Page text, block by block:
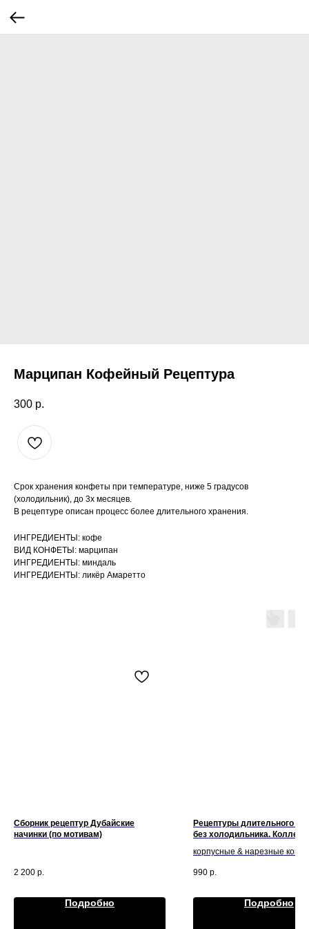
Марципан Кофейный Рецептура
300 р.
Срок хранения конфеты при температуре, ниже 5 градусов
(холодильник), до 3х месяцев.
В рецептуре описан процесс более длительного хранения.
ИНГРЕДИЕНТЫ: кофе
ВИД КОНФЕТЫ: марципан
ИНГРЕДИЕНТЫ: миндаль
ИНГРЕДИЕНТЫ: ликёр Амаретто
Сборник рецептур Дубайские
начинки (по мотивам)
2 200 р.
Подробно
Рецептуры длительного
без холодильника.
корпусные & нарезные
990 р.
Подробно